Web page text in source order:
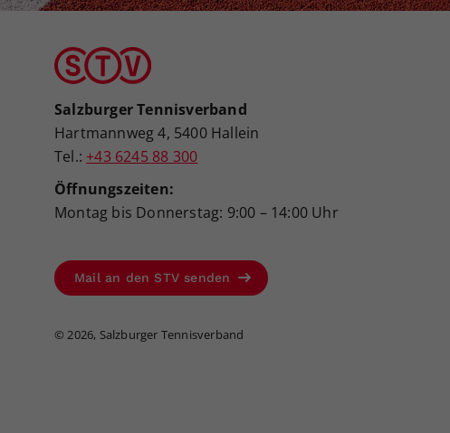
Salzburger Tennisverband
Hartmannweg 4, 5400 Hallein
Tel.: +43 6245 88 300
Öffnungszeiten:
Montag bis Donnerstag: 9:00 – 14:00 Uhr
Mail an den STV senden
©2026, Salzburger Tennisverband